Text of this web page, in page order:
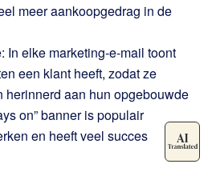
meer aankoopgedrag in de
In elke marketing-e-mail toont
een klant heeft, zodat ze
herinnerd aan hun opgebouwde
on” banner is populair
en heeft veel succes